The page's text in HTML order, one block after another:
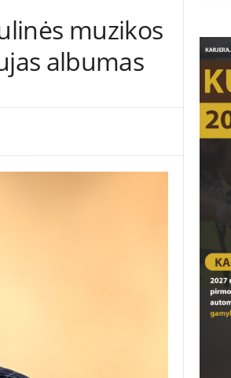
muzikos
albumas